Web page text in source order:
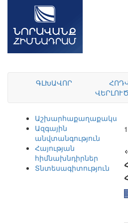
ԳԼԽԱՎՈՐ
Ազգային
անվտանգություն
Հայության
հիմնախնդիրներ
Տնտեսագիտություն